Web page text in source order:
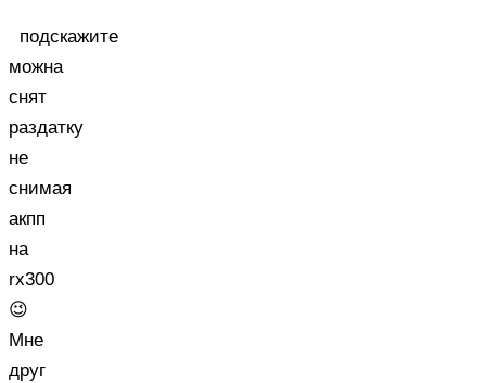
подскажите
можна
снят
раздатку
не
снимая
акпп
на
rx300
😉
Мне
друг